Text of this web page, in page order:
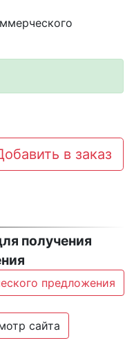
в заказ
получения
предложения
сайта